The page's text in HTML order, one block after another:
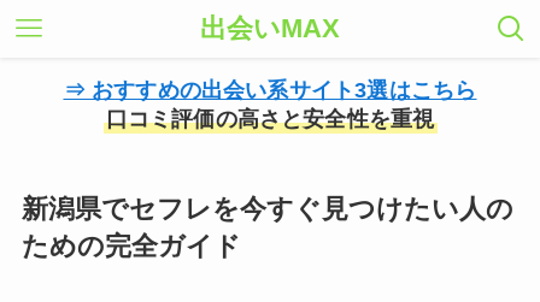
出会いMAX
⇒ おすすめの出会い系サイト3選はこちら
口コミ評価の高さと安全性を重視
新潟県でセフレを今すぐ見つけたい人の
ための完全ガイド